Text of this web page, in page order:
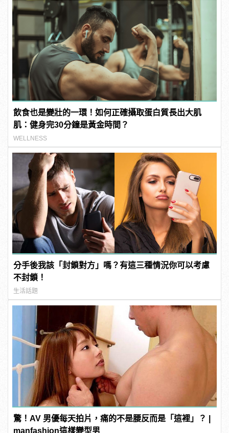
飲食也是變壯的一環！如何正確攝取蛋白質長出大肌
肌：健身完30分鐘是黃金時間？
WELLNESS
分手後我該「封鎖對方」嗎？有這三種情況你可以考慮
不封鎖！
生活話題
驚！AV 男優每天拍片，痛的不是腰反而是「這裡」？ |
manfashion這樣變型男